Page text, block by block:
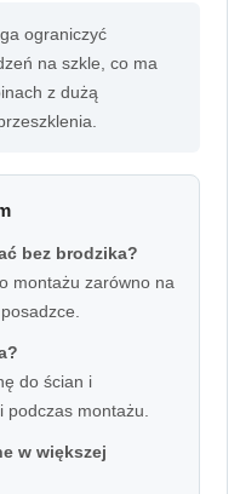
ograniczyć
na szkle, co ma
z dużą
bez brodzika?
montażu zarówno na
do ścian i
montażu.
w większej